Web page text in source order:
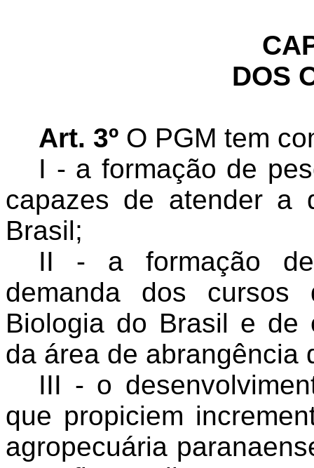
DOS
Art. 3º O PGM tem
I - a formação de
capazes de atender a
Brasil;
II - a formação
demanda dos cursos
Biologia do Brasil e de
da área de abrangência
III - o
que propiciem
agropecuária